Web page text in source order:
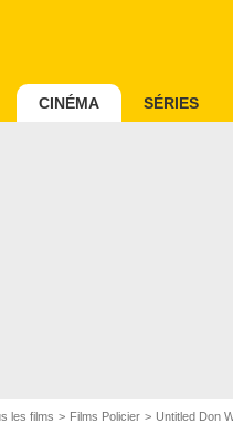
CINÉMA SÉRIES
les films Films Policier Untitled Don